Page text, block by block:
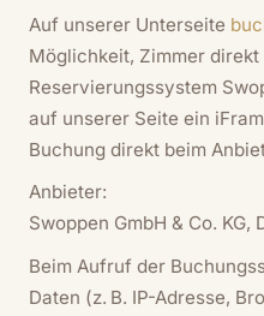
Auf unserer Unterseite
Möglichkeit, Zimmer
Reservierungssystem
auf unserer Seite ein
Buchung direkt beim
Anbieter:
Swoppen GmbH & Co. KG,
Beim Aufruf der
Daten (z. B. IP-Adresse,